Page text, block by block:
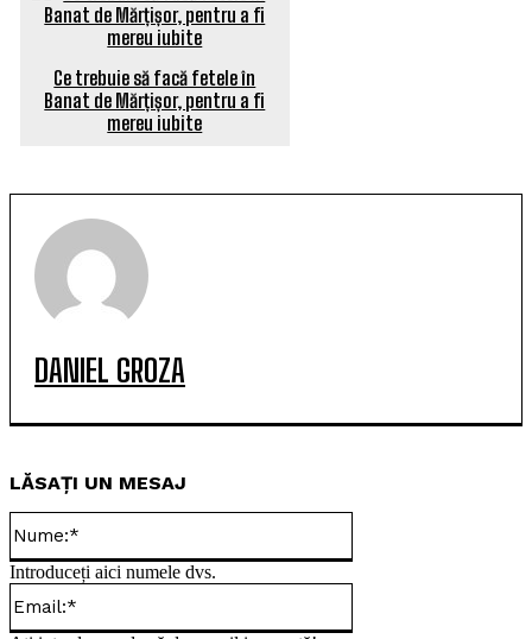
Ce trebuie să facă fetele în
Banat de Mărțișor, pentru a fi
mereu iubite
DANIEL GROZA
LĂSAȚI UN MESAJ
Introduceți aici numele dvs.